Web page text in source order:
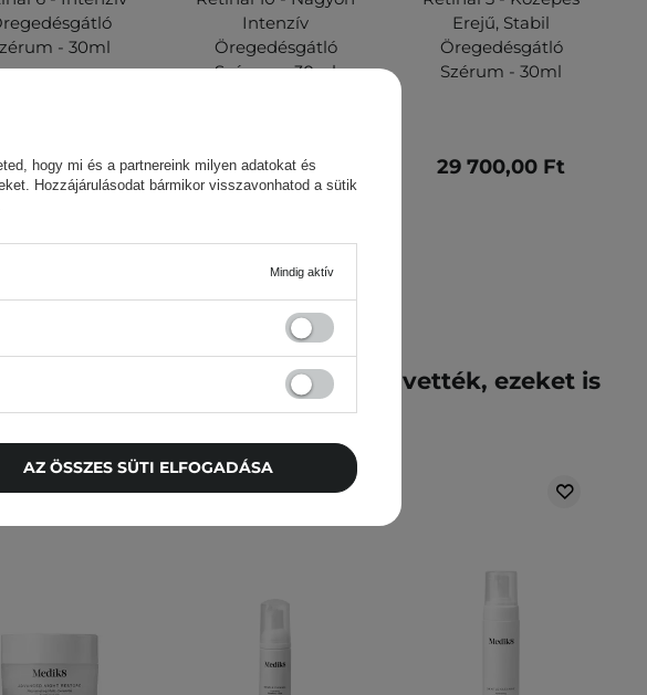
- 30ml
100,00 Ft
Intenzív
Öregedésgátló
Szérum - 30ml
44 000,00 Ft
Erejű, Stabil
Öregedésgátló
Szérum - 30ml
29 700,00 Ft
akik ezt a terméket megvették, ezeket is
vették meg
hogy mi és a partnereink milyen adatokat és
Hozzájárulásodat bármikor visszavonhatod a sütik
Mindig aktív
AZ ÖSSZES SÜTI ELFOGADÁSA